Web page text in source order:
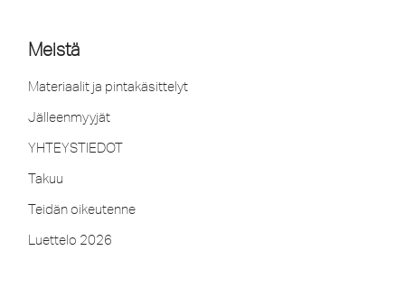
Meistä
Materiaalit ja pintakäsittelyt
Jälleenmyyjät
YHTEYSTIEDOT
Takuu
Teidän oikeutenne
Luettelo 2026